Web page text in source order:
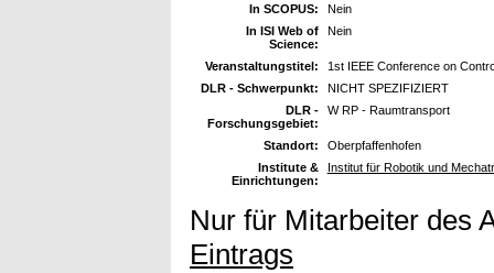
In SCOPUS:
Nein
In ISI Web of
Science:
Nein
Veranstaltungstitel:
1st IEEE Conference on
DLR - Schwerpunkt:
NICHT SPEZIFIZIERT
DLR -
Forschungsgebiet:
W RP - Raumtransport
Standort:
Oberpfaffenhofen
Institute &
Einrichtungen:
Institut für Robotik und
Nur für Mitarbeiter des
Eintrags